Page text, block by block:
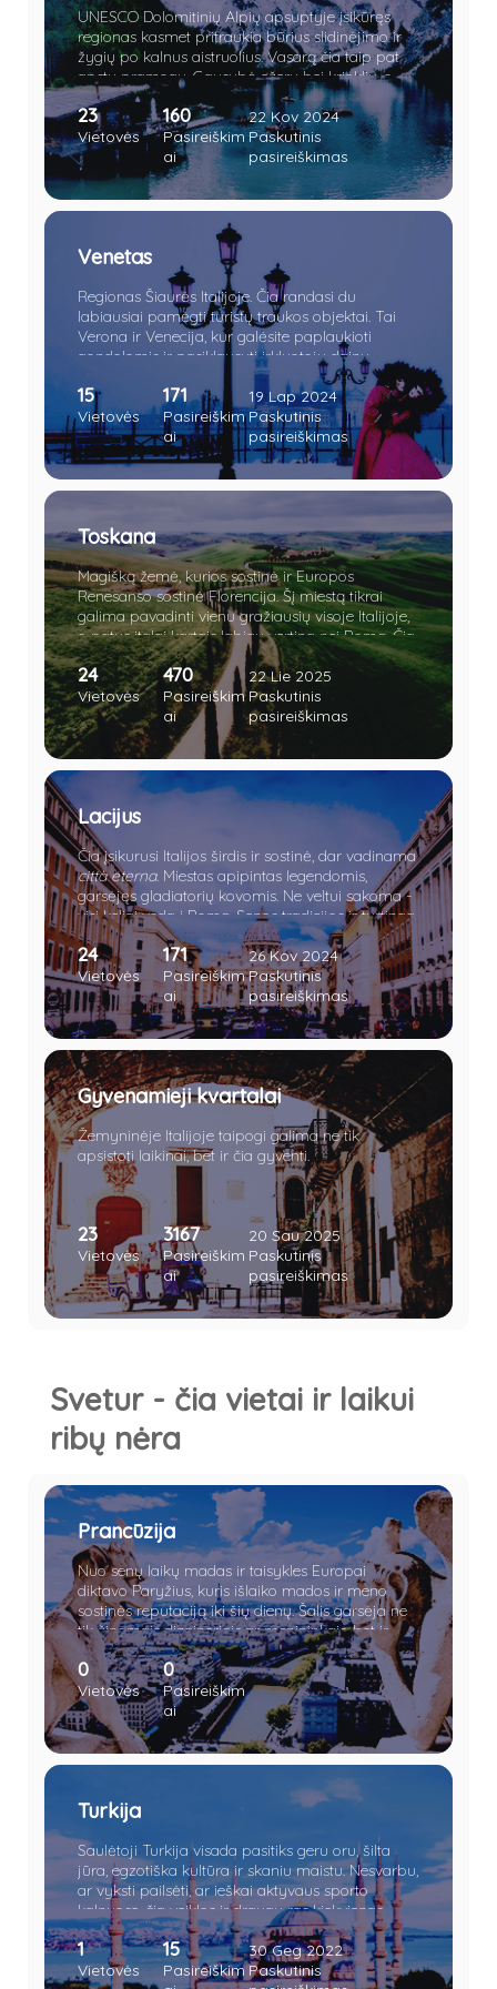
UNESCO Dolomitinių Alpių apsuptyje įsikūręs
regionas kasmet pritraukia būrius slidinėjimo ir
žygių po kalnus aistruolius. Vasarą čia taip pat
apstu pramogų. Gausybė ežerų bei krioklių, o
vietomis net piramidžių. Apsilankę sostinėje
nesuglumkite pasijutę lyg Austrijoje. Verčiau
paskanaukite šviežios polentos bei obuolių
štrudelio.
23
Vietovės
160
Pasireiškim
ai
22 Kov 2024
Paskutinis
pasireiškimas
Venetas
Regionas Šiaurės Italijoje. Čia randasi du
labiausiai pamėgti turistų traukos objektai. Tai
Verona ir Venecija, kur galėsite paplaukioti
gondolomis ir pasiklausyti irkluotojų dainų,
pasimėgauti nuostabiu vietos maistu jaukiame
restorane bei paragauti geriausio ir ilgiausiai
brandinto vyno visoje Italijoje ar parašyti laišką
Džiuljetai. Trokšti romantikos ir meilės, o gal
ieškai tobulos vietos pasipiršti savo mylimajai?
Tuomet užsuk į meilės kupiną kraštą!
15
Vietovės
171
Pasireiškim
ai
19 Lap 2024
Paskutinis
pasireiškimas
Toskana
Magišką žemė, kurios sostinė ir Europos
Renesanso sostinė Florencija. Šį miestą tikrai
galima pavadinti vienu gražiausių visoje Italijoje,
o patys italai kartais labiau vertina nei Romą. Čia
tiek architektūrinio paveldo, kad Stendalio
sindromas ištiks akimirksniu. Tad, gyventi Italijoje
ir neapsilankyti Florencijoje - štai kas yra
vadinama nuodėme.
24
Vietovės
470
Pasireiškim
ai
22 Lie 2025
Paskutinis
pasireiškimas
Lacijus
Čia įsikurusi Italijos širdis ir sostinė, dar vadinama
città eterna. Miestas apipintas legendomis,
garsėjęs gladiatorių kovomis. Ne veltui sakoma -
visi keliai veda į Romą. Senos tradicijos ir turtinga
istorinė praeitis paliko Italijai daugybę meno ir
architektūros lobių. „Amžinasis miestas“ lyg
magnetas traukia keliautojus iš viso pasaulio.
Vieni jį dievina, kiti keikia, tačiau vienaip ar kitaip
miestas nelieka nepastebėtas.
24
Vietovės
171
Pasireiškim
ai
26 Kov 2024
Paskutinis
pasireiškimas
Gyvenamieji kvartalai
Žemyninėje Italijoje taipogi galima ne tik
apsistoti laikinai, bet ir čia gyventi.
23
Vietovės
3167
Pasireiškim
ai
20 Sau 2025
Paskutinis
pasireiškimas
Svetur - čia vietai ir laikui
ribų nėra
Prancūzija
Nuo senų laikų madas ir taisykles Europai
diktavo Paryžius, kuris išlaiko mados ir meno
sostinės reputaciją iki šių dienų. Šalis garsėja ne
tik žinomais dizaineriais ar menininkais, bet ir
kokybiškais tauriaisiais gėrimais, sūriu, Eifelio
bokštu, Triumfo arka ir Disneilendu.
0
Vietovės
0
Pasireiškim
ai
Turkija
Saulėtoji Turkija visada pasitiks geru oru, šilta
jūra, egzotiška kultūra ir skaniu maistu. Nesvarbu,
ar vyksti pailsėti, ar ieškai aktyvaus sporto
kalnuose, čia veiklos ir draugų ras kiekvienas.
1
Vietovės
15
Pasireiškim
30 Geg 2022
Paskutinis